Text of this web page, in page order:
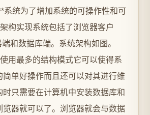
统为了增加系统的可操作性和可
构实现系统包括了浏览器客户
和数据库端。系统架构如图。
用最多的结构模式它可以使得系
简单好操作而且还可以对其进行维
时只需要在计算机中安装数据库和
览器就可以了。浏览器就会与数据